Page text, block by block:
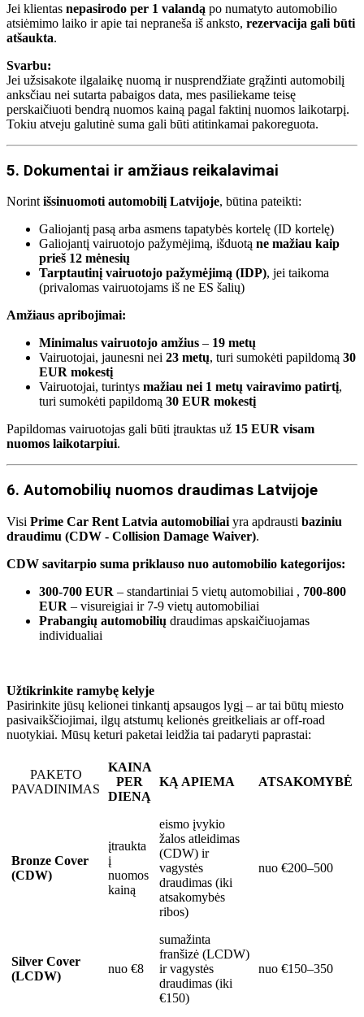
Jei klientas nepasirodo per 1 valandą po numatyto automobilio
atsiėmimo laiko ir apie tai nepraneša iš anksto, rezervacija gali būti
atšaukta.
Svarbu:
Jei užsisakote ilgalaikę nuomą ir nusprendžiate grąžinti automobilį
anksčiau nei sutarta pabaigos data, mes pasiliekame teisę
perskaičiuoti bendrą nuomos kainą pagal faktinį nuomos laikotarpį.
Tokiu atveju galutinė suma gali būti atitinkamai pakoreguota.
5. Dokumentai ir amžiaus reikalavimai
Norint išsinuomoti automobilį Latvijoje, būtina pateikti:
Galiojantį pasą arba asmens tapatybės kortelę (ID kortelę)
Galiojantį vairuotojo pažymėjimą, išduotą ne mažiau kaip
prieš 12 mėnesių
Tarptautinį vairuotojo pažymėjimą (IDP), jei taikoma
(privalomas vairuotojams iš ne ES šalių)
Amžiaus apribojimai:
Minimalus vairuotojo amžius – 19 metų
Vairuotojai, jaunesni nei 23 metų, turi sumokėti papildomą 30
EUR mokestį
Vairuotojai, turintys mažiau nei 1 metų vairavimo patirtį,
turi sumokėti papildomą 30 EUR mokestį
Papildomas vairuotojas gali būti įtrauktas už 15 EUR visam
nuomos laikotarpiui.
6. Automobilių nuomos draudimas Latvijoje
Visi Prime Car Rent Latvia automobiliai yra apdrausti baziniu
draudimu (CDW - Collision Damage Waiver).
CDW savitarpio suma priklauso nuo automobilio kategorijos:
300-700 EUR – standartiniai 5 vietų automobiliai , 700-800
EUR – visureigiai ir 7-9 vietų automobiliai
Prabangių automobilių draudimas apskaičiuojamas
individualiai
Užtikrinkite ramybę kelyje
Pasirinkite jūsų kelionei tinkantį apsaugos lygį – ar tai būtų miesto
pasivaikščiojimai, ilgų atstumų kelionės greitkeliais ar off-road
nuotykiai. Mūsų keturi paketai leidžia tai padaryti paprastai:
PAKETO
PAVADINIMAS
KAINA
PER
DIENĄ
KĄ APIEMA ATSAKOMYBĖ
Bronze Cover
(CDW)
įtraukta
į
nuomos
kainą
eismo įvykio
žalos atleidimas
(CDW) ir
vagystės
draudimas (iki
atsakomybės
ribos)
nuo €200–500
Silver Cover
(LCDW)
nuo €8
sumažinta
franšizė (LCDW)
ir vagystės
draudimas (iki
€150)
nuo €150–350